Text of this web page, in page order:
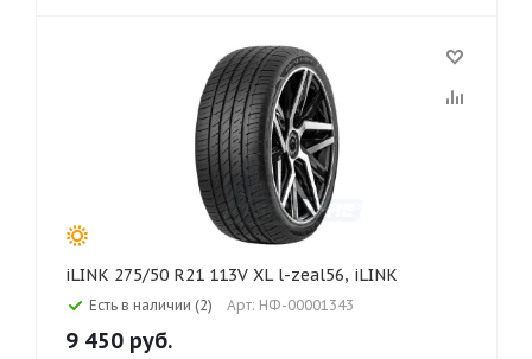
iLINK 275/50 R21 113V XL l-zeal56, iLINK
Есть в наличии (2) Арт: НФ-00001343
9 450 руб.